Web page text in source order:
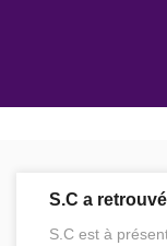
S.C a
S.C est à